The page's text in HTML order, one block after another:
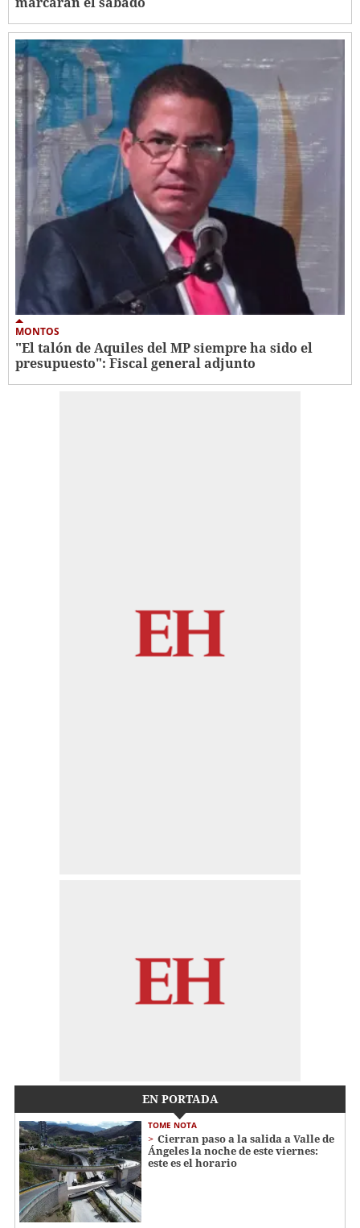
MONTOS
"El talón de Aquiles del MP siempre ha sido el
presupuesto": Fiscal general adjunto
EN PORTADA
TOME NOTA
Cierran paso a la salida a Valle de
Ángeles la noche de este viernes:
este es el horario